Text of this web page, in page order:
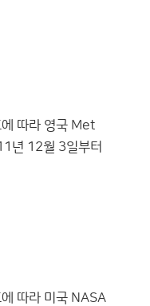
따라 영국 Met
년 12월 3일부터
따라 미국 NASA